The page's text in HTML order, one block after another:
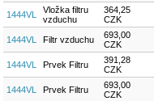
1444VL
Vložka filtru
vzduchu
364,25
CZK
1444VL Filtr vzduchu
693,00
CZK
1444VL Prvek Filtru
391,28
CZK
1444VL Prvek Filtru
693,00
CZK